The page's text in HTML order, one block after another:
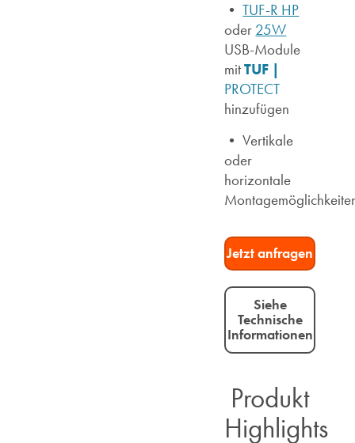
•TUF-R HP
oder 25W
USB-Module
mitTUF |
PROTECT
hinzufügen
•Vertikale
oder
horizontale
Jetzt anfragen​
Siehe
Technische
Informationen
Produkt
Highlights​